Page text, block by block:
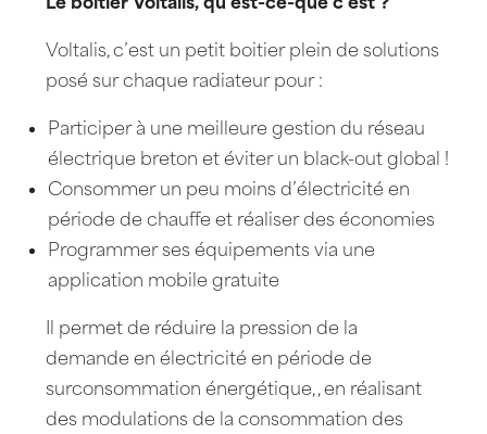
Voltalis, c’est un petit boitier plein de solutions
posé sur chaque radiateur pour :
Participer à une meilleure gestion du réseau
électrique breton et éviter un black-out global !
Consommer un peu moins d’électricité en
période de chauffe et réaliser des économies
Programmer ses équipements via une
application mobile gratuite
Il permet de réduire la pression de la
demande en électricité en période de
surconsommation énergétique, , en réalisant
des modulations de la consommation des